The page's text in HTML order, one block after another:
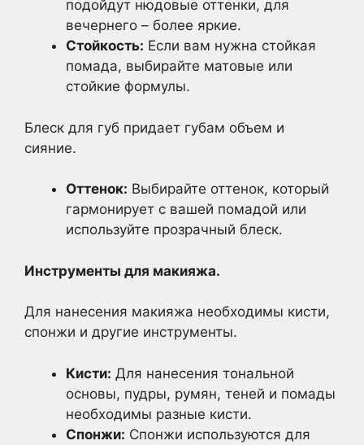
подойдут нюдовые оттенки, для
вечернего – более яркие.
Стойкость: Если вам нужна стойкая
помада, выбирайте матовые или
стойкие формулы.
Блеск для губ придает губам объем и
сияние.
Оттенок: Выбирайте оттенок, который
гармонирует с вашей помадой или
используйте прозрачный блеск.
Инструменты для макияжа.
Для нанесения макияжа необходимы кисти,
спонжи и другие инструменты.
Кисти: Для нанесения тональной
основы, пудры, румян, теней и помады
необходимы разные кисти.
Спонжи: Спонжи используются для